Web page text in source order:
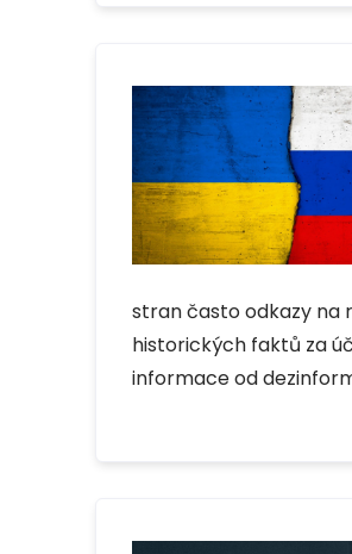
stran často odkazy na
historických faktů za
informace od